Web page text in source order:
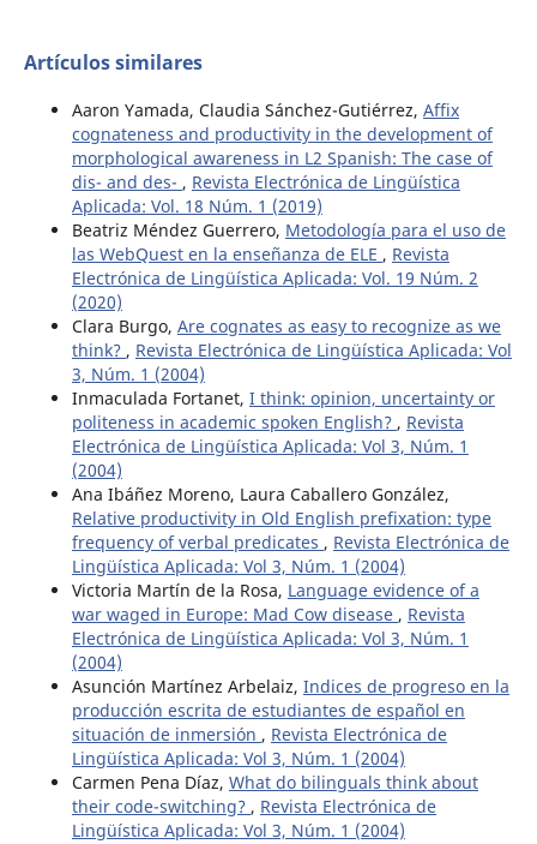
Artículos similares
Aaron Yamada, Claudia Sánchez-Gutiérrez, Affix
cognateness and productivity in the development of
morphological awareness in L2 Spanish: The case of
dis- and des- , Revista Electrónica de Lingüística
Aplicada: Vol. 18 Núm. 1 (2019)
Beatriz Méndez Guerrero, Metodología para el uso de
las WebQuest en la enseñanza de ELE , Revista
Electrónica de Lingüística Aplicada: Vol. 19 Núm. 2
(2020)
Clara Burgo, Are cognates as easy to recognize as we
think? , Revista Electrónica de Lingüística Aplicada: Vol
3, Núm. 1 (2004)
Inmaculada Fortanet, I think: opinion, uncertainty or
politeness in academic spoken English? , Revista
Electrónica de Lingüística Aplicada: Vol 3, Núm. 1
(2004)
Ana Ibáñez Moreno, Laura Caballero González,
Relative productivity in Old English prefixation: type
frequency of verbal predicates , Revista Electrónica de
Lingüística Aplicada: Vol 3, Núm. 1 (2004)
Victoria Martín de la Rosa, Language evidence of a
war waged in Europe: Mad Cow disease , Revista
Electrónica de Lingüística Aplicada: Vol 3, Núm. 1
(2004)
Asunción Martínez Arbelaiz, Indices de progreso en la
producción escrita de estudiantes de español en
situación de inmersión , Revista Electrónica de
Lingüística Aplicada: Vol 3, Núm. 1 (2004)
Carmen Pena Díaz, What do bilinguals think about
their code-switching? , Revista Electrónica de
Lingüística Aplicada: Vol 3, Núm. 1 (2004)